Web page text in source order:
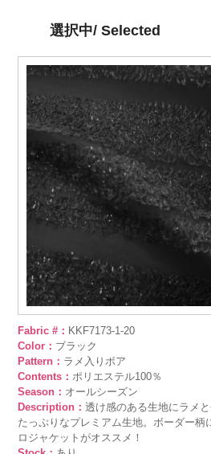
選択中/ Selected
Fabric #： KKF7173-1-20
Color： ブラック
Pattern： ラメ入りボア
Contents：ポリエステル100％
Season： オールシーズン
Description：透け感のある生地にラメ
たっぷりなプレミアム生地。ボーダー柄
ロジャケットがオススメ！